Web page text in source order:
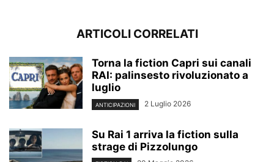
ARTICOLI CORRELATI
Torna la fiction Capri sui canali
RAI: palinsesto rivoluzionato a
luglio
ANTICIPAZIONI 2 Luglio 2026
Su Rai 1 arriva la fiction sulla
strage di Pizzolungo